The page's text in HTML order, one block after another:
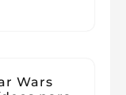
Wars